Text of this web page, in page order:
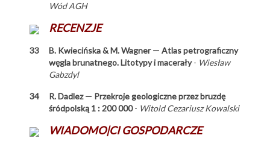
Wód AGH
RECENZJE
33
B. Kwiecińska & M. Wagner — Atlas petrograficzny
węgla brunatnego. Litotypy i macerały- Wiesław
Gabzdyl
34
R. Dadlez — Przekroje geologiczne przez bruzdę
śródpolską 1 : 200 000- Witold Cezariusz Kowalski
WIADOMO|CI GOSPODARCZE